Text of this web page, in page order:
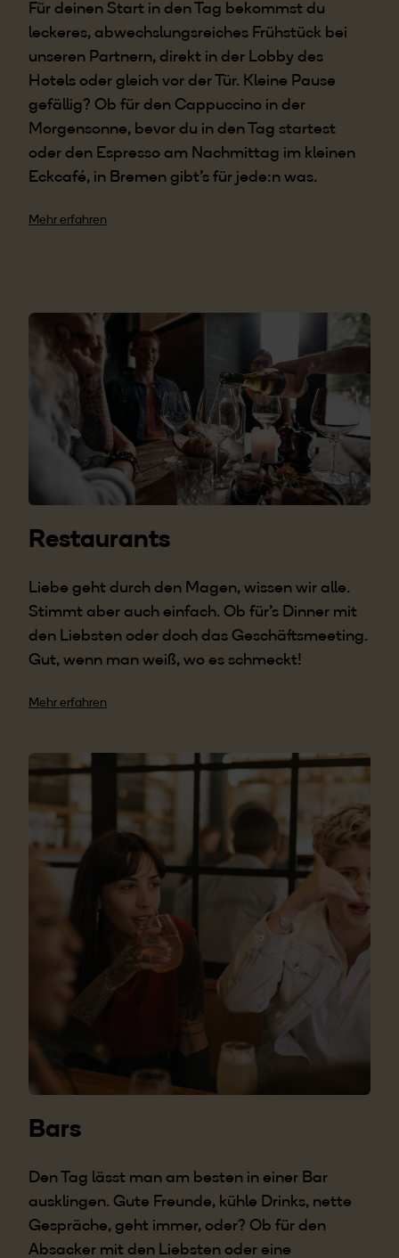
Für deinen Start in den Tag bekommst du
leckeres, abwechslungsreiches Frühstück bei
unseren Partnern, direkt in der Lobby des
Hotels oder gleich vor der Tür. Kleine Pause
gefällig? Ob für den Cappuccino in der
Morgensonne, bevor du in den Tag startest
oder den Espresso am Nachmittag im kleinen
Eckcafé, in Bremen gibt's für jede:n was.
Mehr erfahren
Restaurants
Liebe geht durch den Magen, wissen wir alle.
Stimmt aber auch einfach. Ob für’s Dinner mit
den Liebsten oder doch das Geschäftsmeeting.
Gut, wenn man weiß, wo es schmeckt!
Mehr erfahren
Bars
Den Tag lässt man am besten in einer Bar
ausklingen. Gute Freunde, kühle Drinks, nette
Gespräche, geht immer, oder? Ob für den
Absacker mit den Liebsten oder eine